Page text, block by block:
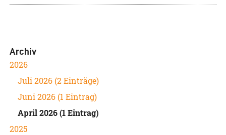
Archiv
2026
Juli 2026 (2 Einträge)
Juni 2026 (1 Eintrag)
April 2026 (1 Eintrag)
2025